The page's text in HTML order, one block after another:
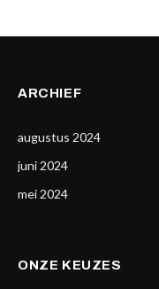
ARCHIEF
augustus 2024
juni 2024
mei 2024
ONZE KEUZES